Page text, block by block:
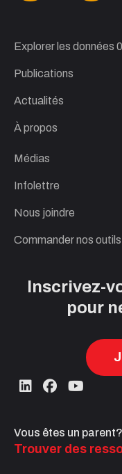
Explorer les données
Publications
Actualités
À propos
Médias
Infolettre
Nous joindre
Commander nos outils
Inscrivez-
pour
Vous êtes un parent?
Trouver des